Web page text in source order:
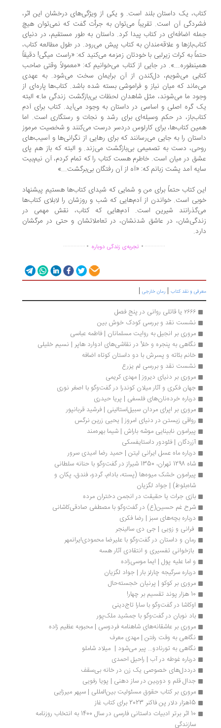
یک داستان بلند است. و یکی از ویژگی‌های درخشان این اثر،
آن است. تقریباً می‌توان به جرأت گفت که نمی‌توان هیچ
اضافه‌ای در کتاب پیدا کرد. داستان به طور مستقیم، در دنیای
و علاقه‌مندان به کتاب پیش می‌رود. در طول مطالعه کتاب،
به کرات زیرلبی با خودتان زمزمه می‌کنید که: «راست میگی! دقیقاً
در جایی از کتاب می‌خوانیم که: «معمولاً وقتی صاحب
می‌شویم، دل‌کندن از آن برایمان سخت می‌شود‌. به عهدی
که میان نیاز و فراموشی بسته شده باشد. کتاب‌ها پاره‌ای از
ما می‌شوند، مثل شاهدان لحظات بی‌بازگشت زندگی ما.» البته
گره اصلی و اساسی در داستان به وجود می‌آید. کتاب برای آدم
در حکم وسیله‌ای برای رشد و نجات و رستگاری است. اما
کتاب‌ها، برای کارلوس دردسر درست می‌کنند و شخصیت مرموز
را به جایی می‌رسانند که برای رهایی از نگرانی‌ها و آسیب‌های
دست به تصمیمی بی‌بازگشت می‌زند. و البته که باز هم پای
در میان است. خاطرم هست کتاب را که تمام کردم، آن نیم‌بیت
آمد پشت زبانم که: «آه از آن رفتگان بی‌برگشت...»
کتاب حتماً برای من و شمایی که شیدای کتاب‌ها هستیم پیشنهاد
است. خواندن از آدم‌هایی که شب و روزشان را لابلای کتاب‌ها
شیرین است. آدم‌هایی که کتاب، نقش مهمی در
در عاشق شدنشان، در تعاملاتشان و حتی در مرگشان
............... .تجربه‌ی زندگی دوباره ...............
و نقد کتاب|رمان خارجی|
نشست نقد و بررسی کودک خوش بین
مروری بر انجیل به روایت مسلمانان | فاطمه عباسی
نگاهی به پنجره و خلأ در نقاشی‌های ادوارد هاپر | نسیم خلیلی
خانم بئاته و پسرش با دو داستان کوتاه اضافه
نشست نقد و بررسی لم یزرع
مروری بر دنیای دیروز | مهدی کریمی
جهان فکری و آثار میلان کوندرا در گفت‌وگو با اصغر نوری
درباره خرده‌نان‌های فلسفی | پریا حیدری
مروری بر اپرای مردان سبیل‌استالینی | فرشید قربانپور
رواقی زیستن در دنیای امروز | یحیی زرین نرگس
پیرامون نابینایی موشه باراش | شیما بهره‌مند
آزردگان | فئودور داستایفسکی
درباره ماه عسل ایرانی لیتن | حمید رضا امیدی سرور
شاه‌بلوط) | جواد لگزیان
بازی جرات یا حقیقت در انجمن دختران مرده
شرح غم حسین(ع) در گفت‌وگو با مصطفی صادقی‌کاشانی
درباره بچه‌های سبز | رضا فکری
فرانی و زویی | جی دی سالینجر
رمان و داستان در گفت‌وگو با علیرضا محمودی‌ایرانمهر
بازخوانی تفسیری و انتقادی آثار هسه
و اما علیه پول | ایما موسی‌زاده
درباره سرگیجه چارلز بار | جواد لگزیان
مروری بر کوکو | پرنیان خجسته‌حال
اوکاشا در گفت‌وگو با سارا تاج‌دینی
باد نوبان در گفت‌وگو با جمشید ملک‌پور
مروری بر عاشقانه‌های شاهنامه فردوسی | محبوبه عظیم زاده
نگاهی به وقت رفتن | مهدی معرف
نگاهی به تورنادو... پیر می‌شود |  میلاد شاملو
درباره غوطه در آب | راحیل احمدی
درددل‌های خصوصی یک زن در خانه‌ بی‌سقف
جدال قلم و دوربین در ساز دهنی | پویا رفویی
مروری بر کتاب حقوق مسئولیت بین‌المللی | سپهر میرزایی
10 اثر برتر ادبیات داستانی فارسی در سال 1400 به انتخاب روزنامه
سازندگی